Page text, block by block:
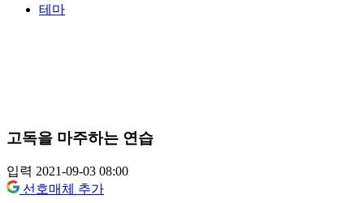
테마
고독을 마주하는 연습
입력 2021-09-03 08:00
선호매체 추가